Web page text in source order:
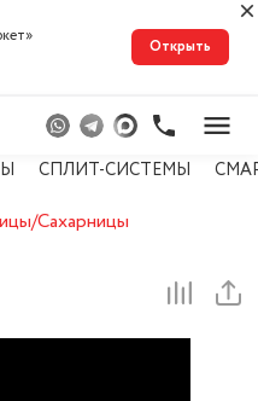
Открыть
СПЛИТ-СИСТЕМЫ
Сахарницы